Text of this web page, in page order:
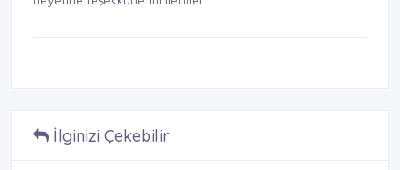
İlginizi Çekebilir